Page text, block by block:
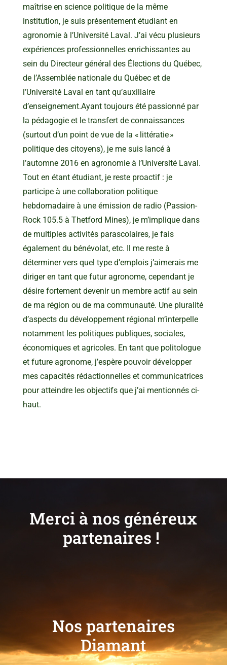
maîtrise en science politique de la même
institution, je suis présentement étudiant en
agronomie à l’Université Laval. J’ai vécu plusieurs
expériences professionnelles enrichissantes au
sein du Directeur général des Élections du Québec,
de l’Assemblée nationale du Québec et de
l’Université Laval en tant qu’auxiliaire
d’enseignement.Ayant toujours été passionné par
la pédagogie et le transfert de connaissances
(surtout d’un point de vue de la « littératie »
politique des citoyens), je me suis lancé à
l’automne 2016 en agronomie à l’Université Laval.
Tout en étant étudiant, je reste proactif : je
participe à une collaboration politique
hebdomadaire à une émission de radio (Passion-
Rock 105.5 à Thetford Mines), je m’implique dans
de multiples activités parascolaires, je fais
également du bénévolat, etc. Il me reste à
déterminer vers quel type d’emplois j’aimerais me
diriger en tant que futur agronome, cependant je
désire fortement devenir un membre actif au sein
de ma région ou de ma communauté. Une pluralité
d’aspects du développement régional m’interpelle
notamment les politiques publiques, sociales,
économiques et agricoles. En tant que politologue
et future agronome, j’espère pouvoir développer
mes capacités rédactionnelles et communicatrices
pour atteindre les objectifs que j’ai mentionnés ci-
haut.
Merci à nos généreux
partenaires !
Nos partenaires
Diamant